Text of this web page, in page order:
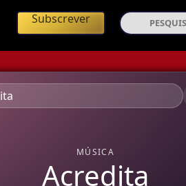
Angolana
Subscrever
MÚSICA
Acredita